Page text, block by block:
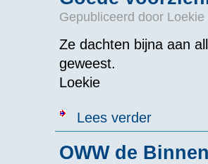
Gepubliceerd door Loekie
Ze dachten bijna aan
geweest.
Loekie
Lees verderover Goede
OWW de